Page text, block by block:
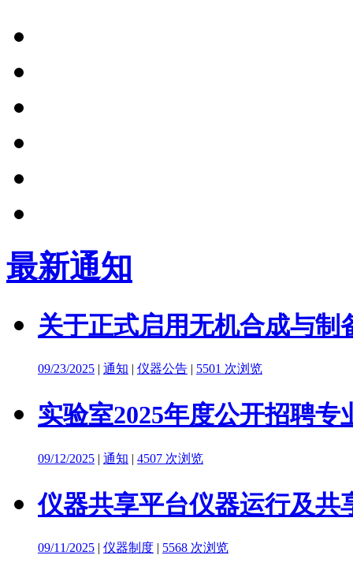
最新通知
关于正式启用无机合成与制
09/23/2025 | 通知 | 仪器公告 | 5501 次浏览
实验室2025年度公开招聘
09/12/2025 | 通知 | 4507 次浏览
仪器共享平台仪器运行及共
09/11/2025 | 仪器制度 | 5568 次浏览